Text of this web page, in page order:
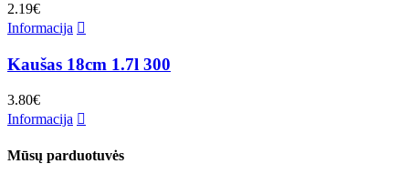
2.19€
Informacija
Kaušas 18cm 1.7l 300
3.80€
Informacija
Mūsų parduotuvės